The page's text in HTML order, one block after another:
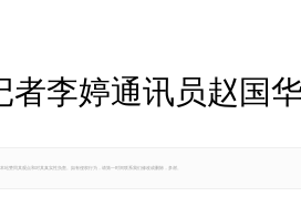
者李婷通讯员赵国
赞同其观点和对其真实性负责。如有侵权行为，请第一时间联系我们修改或删除，多谢。